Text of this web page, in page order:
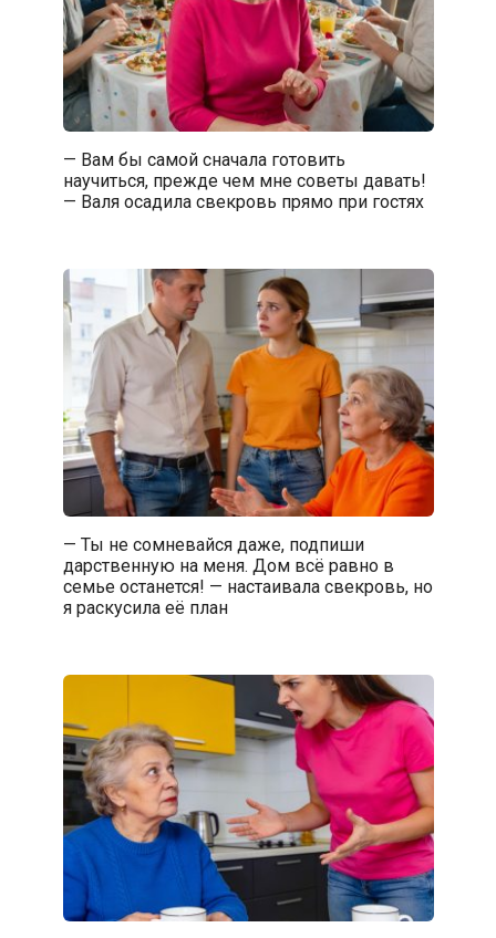
— Вам бы самой сначала готовить
научиться, прежде чем мне советы давать!
— Валя осадила свекровь прямо при гостях
— Ты не сомневайся даже, подпиши
дарственную на меня. Дом всё равно в
семье останется! — настаивала свекровь, но
я раскусила её план